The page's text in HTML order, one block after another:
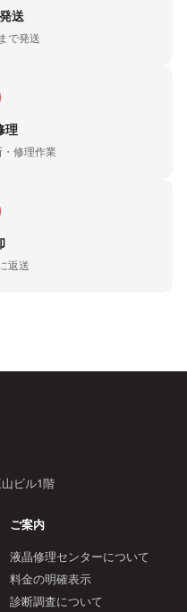
送
で発送
理
修理作業
返送
ビル1階
ご案内
液晶修理センターについて
料金の明確表示
診断調査について